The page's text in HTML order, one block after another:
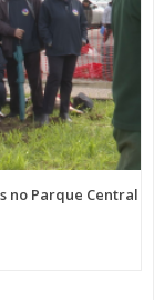
no Parque Central